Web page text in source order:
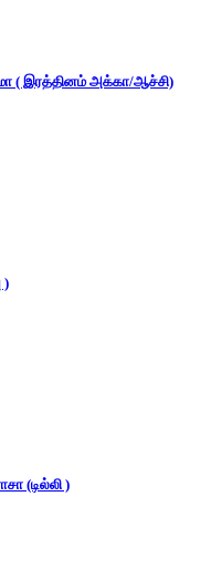
( இரத்தினம் அக்கா/ஆச்சி)
)
(டில்லி )